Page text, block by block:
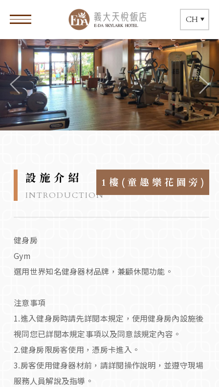
設施介紹
INTRODUCTION
1樓(童趣樂花園旁)
健身房
Gym
選用世界知名健身器材品牌，兼顧休閒功能。
注意事項
1.進入健身房時請先詳閱本規定，使用健身房內設施後
視同您已詳閱本規定事項以及同意該規定內容。
2.健身房限房客使用，憑房卡進入。
3.房客使用健身器材前，請詳閱操作說明，並遵守現場
服務人員解說及指導。
CH